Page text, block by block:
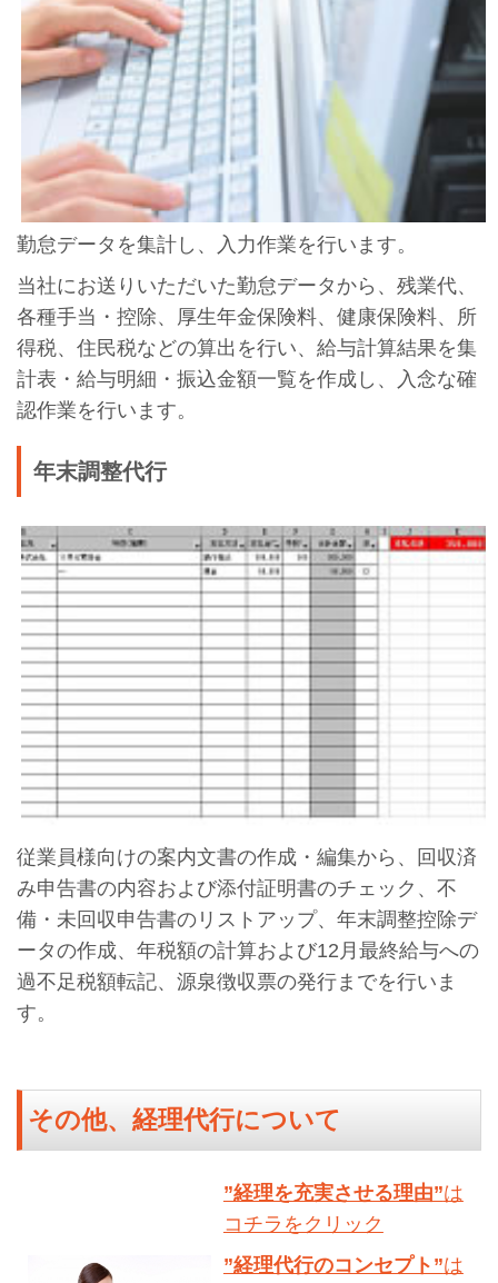
勤怠データを集計し、入力作業を行います。
当社にお送りいただいた勤怠データから、残業代、
各種手当・控除、厚生年金保険料、健康保険料、所
得税、住民税などの算出を行い、給与計算結果を集
計表・給与明細・振込金額一覧を作成し、入念な確
認作業を行います。
年末調整代行
従業員様向けの案内文書の作成・編集から、回収済
み申告書の内容および添付証明書のチェック、不
備・未回収申告書のリストアップ、年末調整控除デ
ータの作成、年税額の計算および12月最終給与への
過不足税額転記、源泉徴収票の発行までを行いま
す。
その他、経理代行について
”経理を充実させる理由”は
コチラをクリック
”経理代行のコンセプト”は